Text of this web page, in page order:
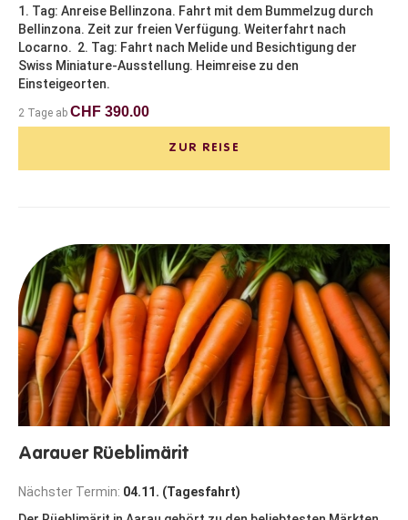
1. Tag: Anreise Bellinzona. Fahrt mit dem Bummelzug durch
Bellinzona. Zeit zur freien Verfügung. Weiterfahrt nach
Locarno. 2. Tag: Fahrt nach Melide und Besichtigung der
Swiss Miniature-Ausstellung. Heimreise zu den
Einsteigeorten.
2 Tage ab CHF 390.00
ZUR REISE
Aarauer Rüeblimärit
Nächster Termin: 04.11. (Tagesfahrt)